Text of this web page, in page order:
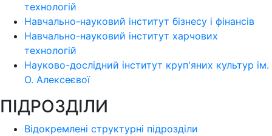
технологій
Навчально-науковий інститут бізнесу і фінансів
Навчально-науковий інститут харчових
технологій
Науково-дослідний інститут круп'яних культур ім.
О. Алексеєвої
ПІДРОЗДІЛИ
Відокремлені структурні підрозділи